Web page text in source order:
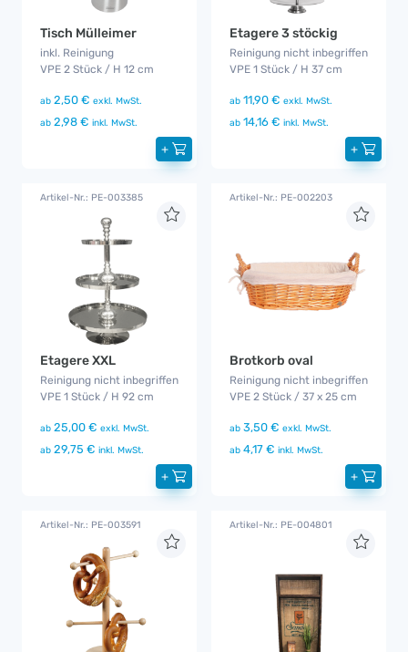
Tisch Mülleimer
inkl. Reinigung
VPE 2 Stück / H 12 cm
ab 2,50 € exkl. MwSt.
ab 2,98 € inkl. MwSt.
+
Etagere 3 stöckig
Reinigung nicht inbegriffen
VPE 1 Stück / H 37 cm
ab 11,90 € exkl. MwSt.
ab 14,16 € inkl. MwSt.
+
Artikel-Nr.: PE-003385
Etagere XXL
Reinigung nicht inbegriffen
VPE 1 Stück / H 92 cm
ab 25,00 € exkl. MwSt.
ab 29,75 € inkl. MwSt.
+
Artikel-Nr.: PE-002203
Brotkorb oval
Reinigung nicht inbegriffen
VPE 2 Stück / 37 x 25 cm
ab 3,50 € exkl. MwSt.
ab 4,17 € inkl. MwSt.
+
Artikel-Nr.: PE-003591 Artikel-Nr.: PE-004801